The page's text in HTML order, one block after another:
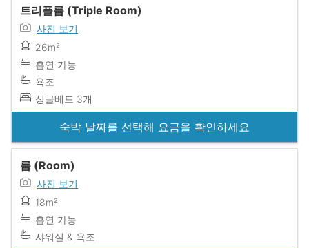
트리플룸 (Triple Room)
사진 보기
26m²
흡연 가능
욕조
싱글베드 3개
숙박 날짜를 선택해 요금을 확인하세요
룸 (Room)
사진 보기
18m²
흡연 가능
샤워실 & 욕조